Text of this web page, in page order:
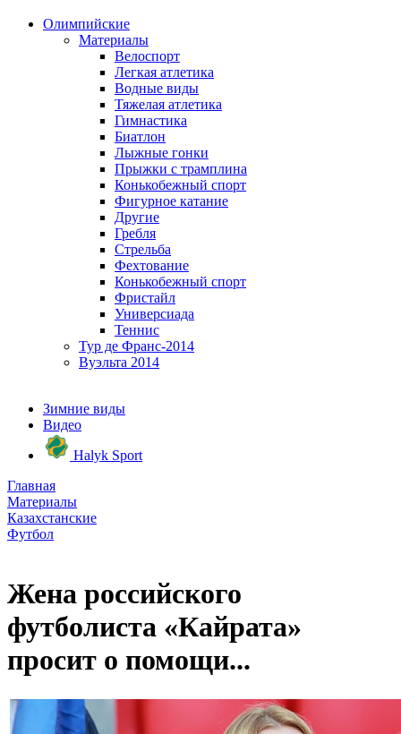
Олимпийские
Материалы
Велоспорт
Легкая атлетика
Водные виды
Тяжелая атлетика
Гимнастика
Биатлон
Лыжные гонки
Прыжки с трамплина
Конькобежный спорт
Фигурное катание
Другие
Гребля
Стрельба
Фехтование
Конькобежный спорт
Фристайл
Универсиада
Теннис
Тур де Франс-2014
Вуэльта 2014
Зимние виды
Видео
Halyk Sport
Главная
Материалы
Казахстанские
Футбол
Жена российского
футболиста «Кайрата»
просит о помощи...